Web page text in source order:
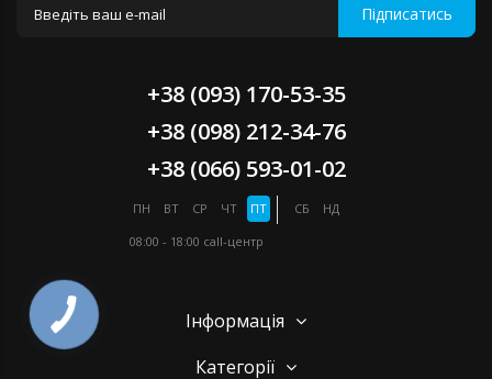
Підписатись
+38 (093) 170-53-35
+38 (098) 212-34-76
+38 (066) 593-01-02
ПН ВТ СР ЧТ ПТ СБ
НД
08:00 - 18:00 call-центр
Інформація
Категорії